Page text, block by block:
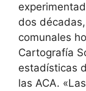
dos
comunales
Cartografía
estadísticas
las ACA.